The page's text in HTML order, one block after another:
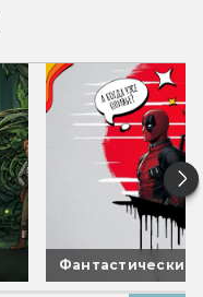
Фантастические